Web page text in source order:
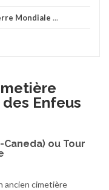
Mondiale ...
Enfeus
ou Tour
ancien cimetière